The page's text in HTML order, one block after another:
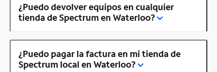
¿Puedo devolver equipos en cualquier
tienda de Spectrum en Waterloo?
¿Puedo pagar la factura en mi tienda de
Spectrum local en Waterloo?